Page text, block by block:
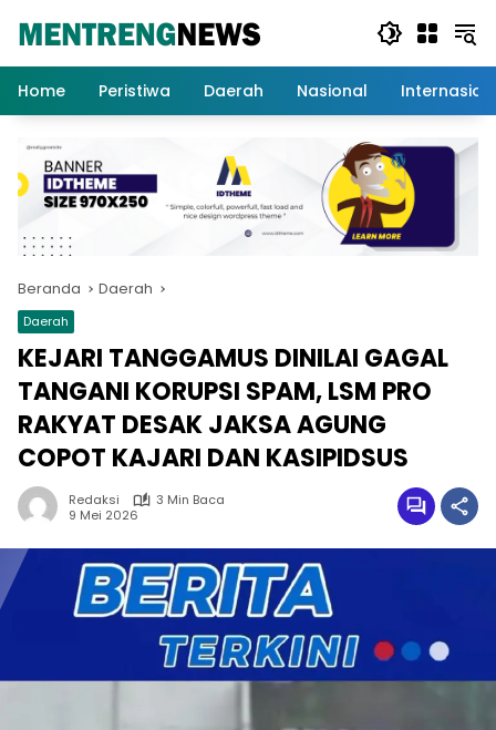
Home
Peristiwa Daerah Nasional
Beranda Daerah
Daerah
KEJARI TANGGAMUS DINILAI GAGAL
TANGANI KORUPSI SPAM, LSM PRO
RAKYAT DESAK JAKSA AGUNG
COPOT KAJARI DAN KASIPIDSUS
Redaksi
3 Min Baca
9 Mei 2026